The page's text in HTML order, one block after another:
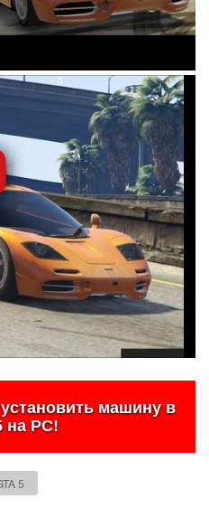
машину в
на PC!
5